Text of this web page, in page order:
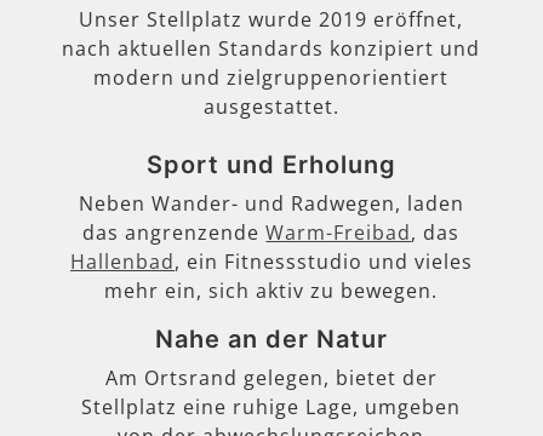
Unser Stellplatz wurde 2019 eröffnet,
nach aktuellen Standards konzipiert und
modern und zielgruppenorientiert
ausgestattet.
Sport und Erholung
Neben Wander- und Radwegen, laden
das angrenzendeWarm-Freibad, das
Hallenbad, ein Fitnessstudio und vieles
mehr ein, sich aktiv zu bewegen.
Nahe an der Natur
Am Ortsrand gelegen, bietet der
Stellplatz eine ruhige Lage, umgeben